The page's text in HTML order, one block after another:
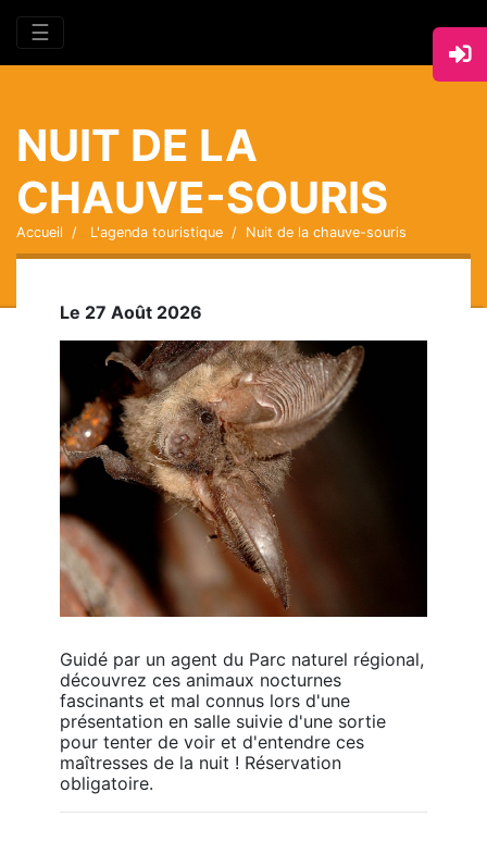
☰
NUIT DE LA
CHAUVE-SOURIS
Accueil L'agenda touristique Nuit de la chauve-souris
Le 27 Août 2026
Guidé par un agent du Parc naturel régional,
découvrez ces animaux nocturnes
fascinants et mal connus lors d'une
présentation en salle suivie d'une sortie
pour tenter de voir et d'entendre ces
maîtresses de la nuit ! Réservation
obligatoire.